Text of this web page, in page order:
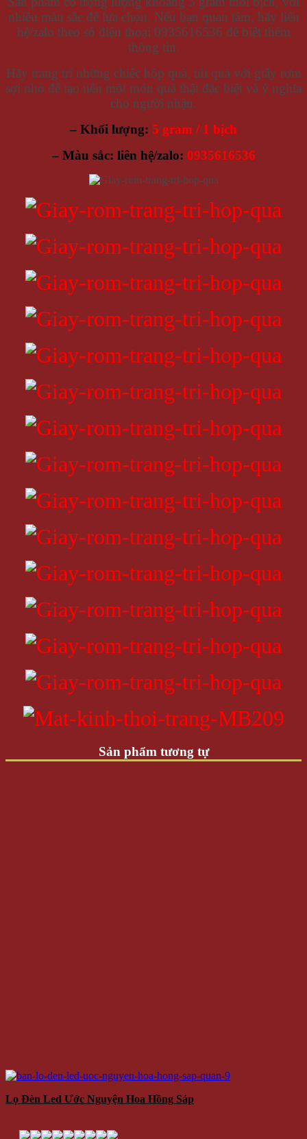
nhiều màu sắc để lựa chọn. Nếu bạn quan tâm, hãy liên
hệ/zalo theo số điện thoại 0935616536 để biết thêm
thông tin.
Hãy trang trí những chiếc hộp quà, túi quà với giấy rơm
sợi nhỏ để tạo nên một món quà thật đặc biệt và ý nghĩa
cho người nhận.
– Khối lượng: 5 gram / 1 bịch
– Màu sắc: liên hệ/zalo: 0935616536
Sản phẩm tương tự
Lọ Đèn Led Ước Nguyện Hoa Hồng Sáp